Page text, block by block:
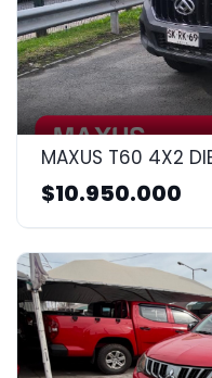
MAXUS T60 4X2
$10.950.000